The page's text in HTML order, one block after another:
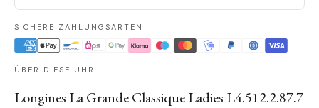
SICHERE ZAHLUNGSARTEN
ÜBER DIESE UHR
Longines La Grande Classique Ladies L4.512.2.87.7